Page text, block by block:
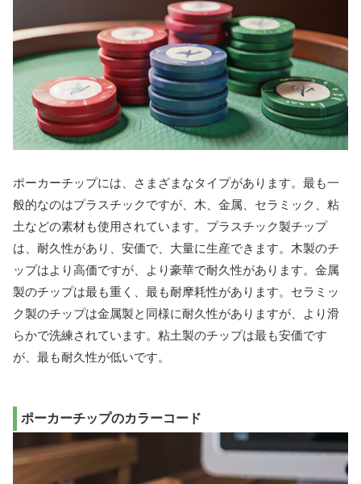
ポーカーチップには、さまざまなタイプがあります。最も一
般的なのはプラスチックですが、木、金属、セラミック、粘
土などの素材も使用されています。プラスチック製チップ
は、耐久性があり、安価で、大量に生産できます。木製のチ
ップはより高価ですが、より豪華で耐久性があります。金属
製のチップは最も重く、最も耐摩耗性があります。セラミッ
ク製のチップは金属製と同様に耐久性がありますが、より滑
らかで洗練されています。粘土製のチップは最も安価です
が、最も耐久性が低いです。
ポーカーチップのカラーコード